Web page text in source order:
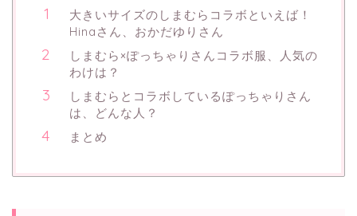
大きいサイズのしまむらコラボといえば！
Hinaさん、おかだゆりさん
しまむら×ぽっちゃりさんコラボ服、人気の
わけは？
しまむらとコラボしているぽっちゃりさん
は、どんな人？
まとめ